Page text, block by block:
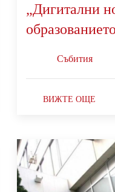
„Дигитални
Събития
ВИЖТЕ ОЩЕ